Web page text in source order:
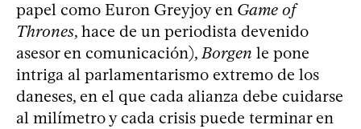
papel como Euron Greyjoy en Game of
Thrones, hace de un periodista devenido
asesor en comunicación),Borgen le pone
intriga al parlamentarismo extremo de los
daneses, en el que cada alianza debe cuidarse
al milímetro y cada crisis puede terminar en